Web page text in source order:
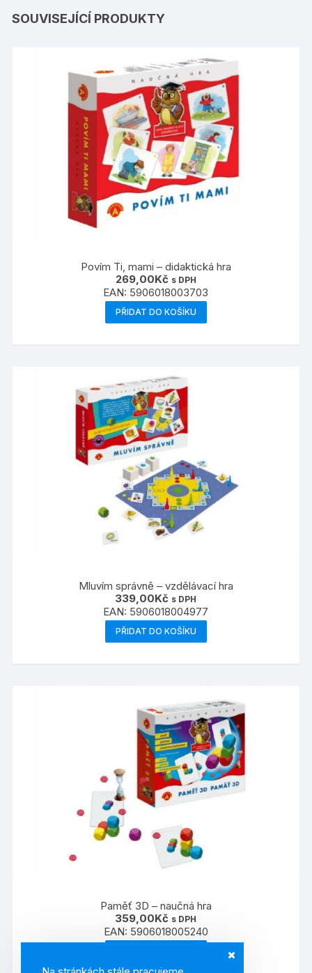
SOUVISEJÍCÍ PRODUKTY
Povím Ti, mami – didaktická hra
269,00Kč s DPH
EAN: 5906018003703
PŘIDAT DO KOŠÍKU
Mluvím správně – vzdělávací hra
339,00Kč s DPH
EAN: 5906018004977
PŘIDAT DO KOŠÍKU
Paměť 3D – naučná hra
359,00Kč s DPH
EAN: 5906018005240